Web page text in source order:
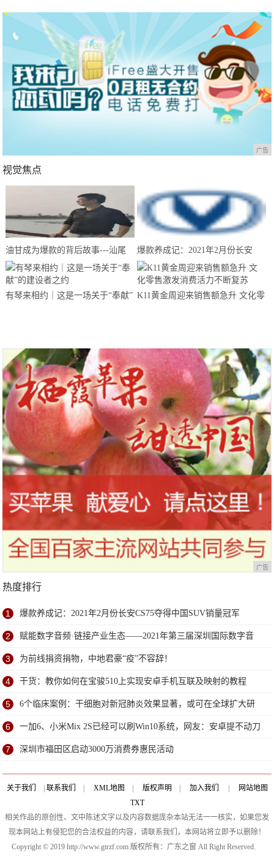
广告
视觉焦点
油甘成为爆款的背后故事---汕尾
南果农业带你来揭晓
爆款养成记：2021年2月份长安
CS75夺得中国SUV销量冠军
有琴来相约｜这是一场关于“奉献” K11黄金周迎来销售额急升 文化零
广告
热度排行
1 爆款养成记：2021年2月份长安CS75夺得中国SUV销量冠军
2 赋能数字音频·链接产业生态——2021年第三届深圳国际数字音
频产业展6月深圳盛大开幕
3 为前线捐资捐物，中地君豪“疫”不容辞！
4 干货：教你如何在宝骏510上实现安卓手机互联及映射的教程
5 6个临床案例：干细胞对新冠肺炎效果显著，或可在全球扩大研
究
6 一加6、小米Mix 2S已经可以刷Win10系统，网友：安卓提不动刀
了？
7 深圳市福田区启动3000万消费券惠民活动
关于我们 联系我们 XML地图 版权声明 加入我们
网站地图
TXT
相关作品的原创性、文中陈述文字以及内容数据庞杂本站无法一一核实，如果您发
现本网站上有侵犯您的合法权益的内容，请联系我们，本网站将立即予以删除！
Copyright © 2019 http://www.gtrzf.com 版权所有：广东之窗 All Right Reserved.